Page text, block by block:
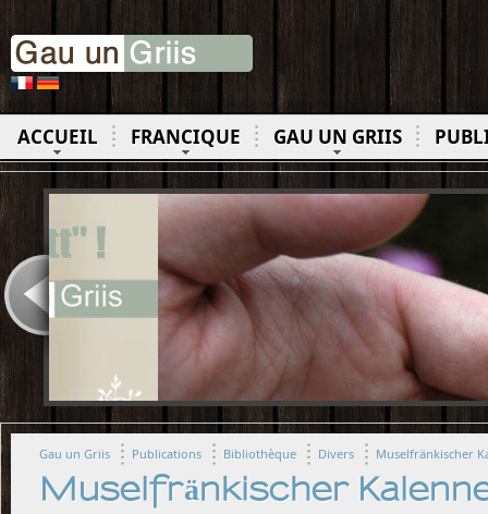
ACCUEIL FRANCIQUE GAU UN GRIIS
Gau un Griis Publications Bibliothèque Divers Muselfränkischer
Muselfränkischer